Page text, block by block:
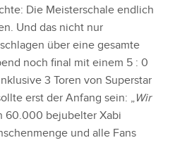
Die Meisterschale endlich
Und das nicht nur
über eine gesamte
noch final mit einem 5 : 0
3 Toren von Superstar
erst der Anfang sein: „Wir
60.000 bejubelter Xabi
und alle Fans